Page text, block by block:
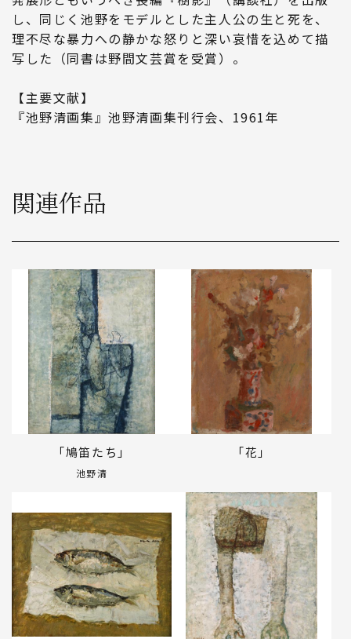
し、同じく池野をモデルとした主人公の生と死を、
理不尽な暴力への静かな怒りと深い哀惜を込めて描
写した（同書は野間文芸賞を受賞）。
【主要文献】
『池野清画集』池野清画集刊行会、1961年
関連作品
「鳩笛たち」
池野清
「花」